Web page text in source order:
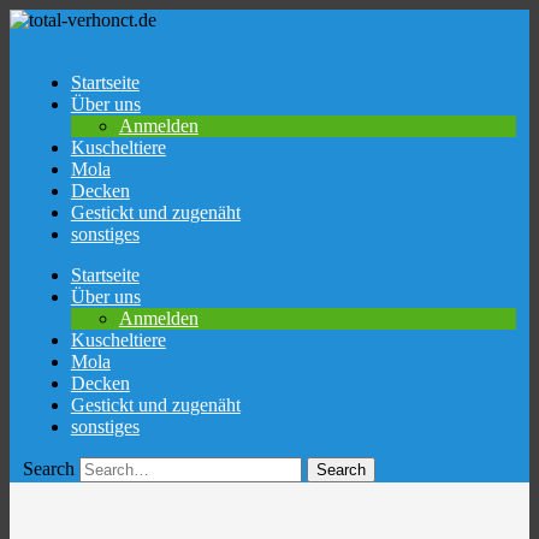
Startseite
Über uns
Anmelden
Kuscheltiere
Mola
Decken
Gestickt und zugenäht
sonstiges
Skip
Startseite
Über uns
Anmelden
Kuscheltiere
Mola
Decken
Gestickt und zugenäht
sonstiges
Search